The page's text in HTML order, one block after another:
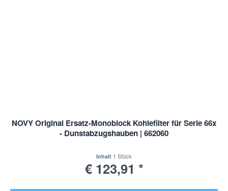
NOVY Original Ersatz-Monoblock Kohlefilter für Serie 66x
- Dunstabzugshauben | 662060
Inhalt 1 Stück
€ 123,91 *